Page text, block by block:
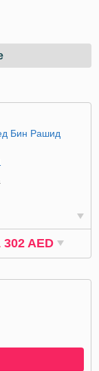
Бин Рашид
302 AED